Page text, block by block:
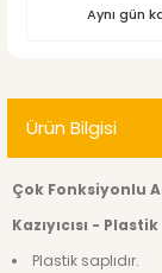
Aynı gün
Ürün Bilgisi
Çok Fonksiyonlu
Kazıyıcısı - Plastik
Plastik saplıdır.